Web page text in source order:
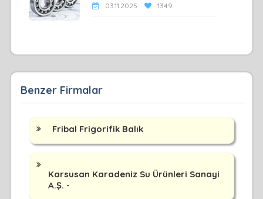
03.11.2025 1349
Benzer Firmalar
Fribal Frigorifik Balık
Karsusan Karadeniz Su Ürünleri Sanayi
A.Ş. -